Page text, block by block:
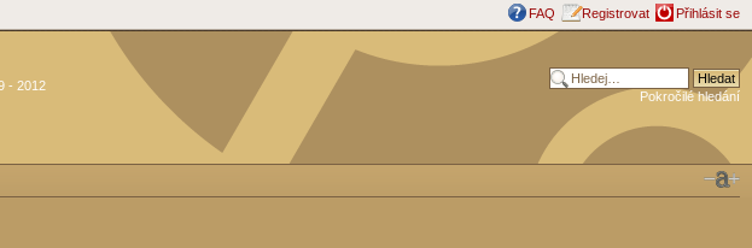
FAQ Registrovat Přihlásit se
- 2012
Pokročilé hledání